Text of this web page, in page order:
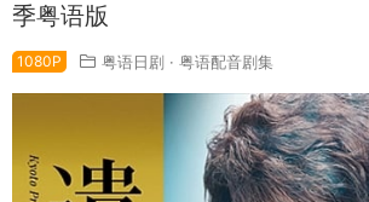
季粤语版
1080P 粤语日剧 · 粤语配音剧集